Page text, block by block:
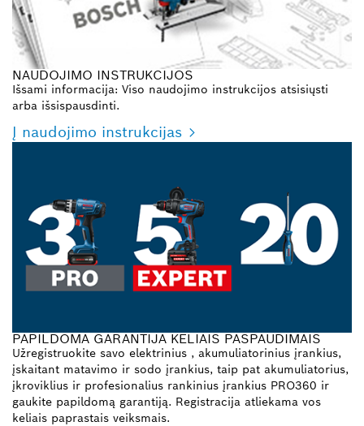
NAUDOJIMO INSTRUKCIJOS
Išsami informacija: Viso naudojimo instrukcijos atsisiųsti
arba išsispausdinti.
Į naudojimo instrukcijas
PAPILDOMA GARANTIJA KELIAIS PASPAUDIMAIS
Užregistruokite savo elektrinius , akumuliatorinius įrankius,
įskaitant matavimo ir sodo įrankius, taip pat akumuliatorius,
įkroviklius ir profesionalius rankinius įrankius PRO360 ir
gaukite papildomą garantiją. Registracija atliekama vos
keliais paprastais veiksmais.